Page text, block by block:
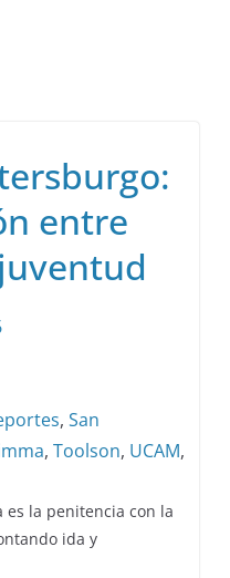
entre
,San
,Toolson, UCAM,
es la penitencia con la
ida y